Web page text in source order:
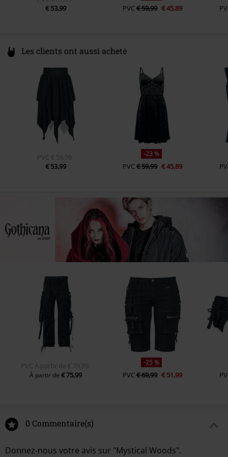
€ 53,99
PVC€ 59,99 € 45,89
Les clients ont aussi acheté
PVC € 59,99
€ 53,99
-23 %
PVC€ 59,99 € 45,89
PVC À partir de € 79,99
À partir de€ 75,99
-25 %
PVC€ 69,99 € 51,99
0 Commentaire(s)
Donnez-nous votre avis sur "Mystical Woods".